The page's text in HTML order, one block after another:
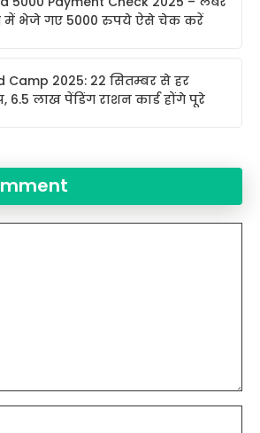
में भेजे गए 5000 रुपये ऐसे चेक करें
Camp 2025: 22 सितम्बर से हर
लाख पेंडिंग राशन कार्ड होंगे पूरे